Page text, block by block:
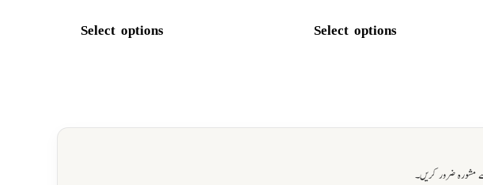
Select options Select options
مشورہ ضرور کریں۔